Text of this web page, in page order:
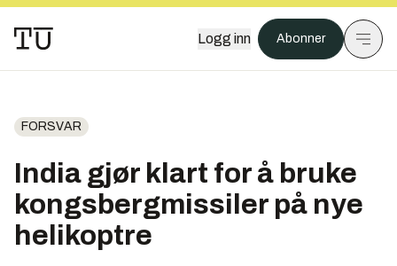
Logg inn Abonner
FORSVAR
India gjør klart for å bruke
kongsbergmissiler på nye
helikoptre